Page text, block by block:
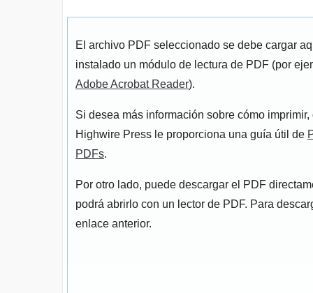
El archivo PDF seleccionado se debe cargar
instalado un módulo de lectura de PDF (por
Adobe Acrobat Reader).
Si desea más información sobre cómo
Highwire Press le proporciona una guía útil de
PDFs.
Por otro lado, puede descargar el PDF
podrá abrirlo con un lector de PDF. Para
enlace anterior.